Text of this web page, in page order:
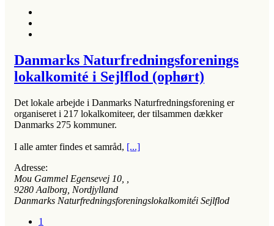
Danmarks Naturfredningsforenings
lokalkomité i Sejlflod (ophørt)
Det lokale arbejde i Danmarks Naturfredningsforening er
organiseret i 217 lokalkomiteer, der tilsammen dækker
Danmarks 275 kommuner.
I alle amter findes et samråd, [...]
Adresse:
Mou Gammel Egensevej 10
9280 Aalborg, Nordjylland
Danmarks Naturfredningsforeningslokalkomitéi Sejlflod
1